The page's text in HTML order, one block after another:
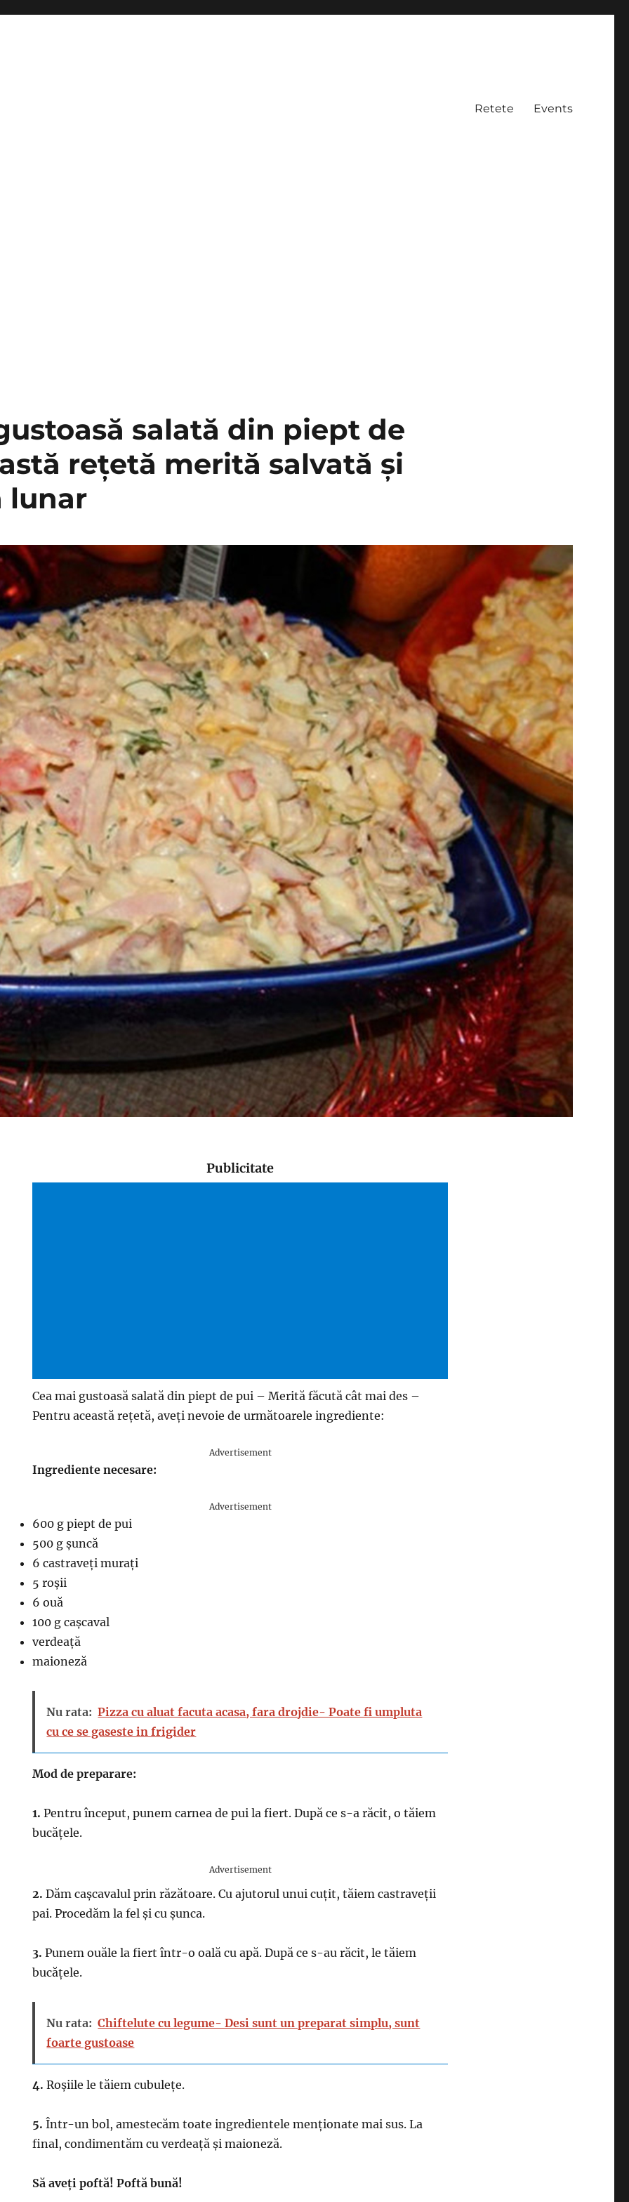
Retete Events
salată din piept de
rețetă merită salvată și
lunar
Publicitate
Cea mai gustoasă salată din piept de pui – Merită făcută cât mai des –
Pentru această rețetă, aveți nevoie de următoarele ingrediente:
Advertisement
Ingrediente necesare:
Advertisement
600 g piept de pui
500 g șuncă
6 castraveți murați
5 roșii
6 ouă
100 g cașcaval
verdeață
maioneză
Nu rata: Pizza cu aluat facuta acasa, fara drojdie- Poate fi umpluta
cu ce se gaseste in frigider
Mod de preparare:
1. Pentru început, punem carnea de pui la fiert. După ce s-a răcit, o tăiem
bucățele.
Advertisement
2. Dăm cașcavalul prin răzătoare. Cu ajutorul unui cuțit, tăiem castraveții
pai. Procedăm la fel și cu șunca.
3. Punem ouăle la fiert într-o oală cu apă. După ce s-au răcit, le tăiem
bucățele.
Nu rata: Chiftelute cu legume- Desi sunt un preparat simplu, sunt
foarte gustoase
4. Roșiile le tăiem cubulețe.
5. Într-un bol, amestecăm toate ingredientele menționate mai sus. La
final, condimentăm cu verdeață și maioneză.
Să aveți poftă! Poftă bună!